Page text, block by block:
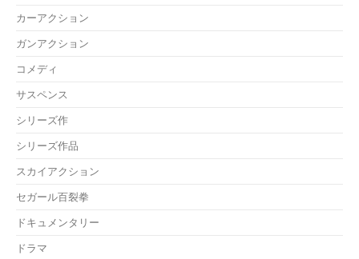
カーアクション
ガンアクション
コメディ
サスペンス
シリーズ作
シリーズ作品
スカイアクション
セガール百裂拳
ドキュメンタリー
ドラマ